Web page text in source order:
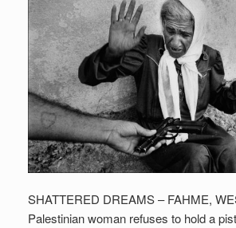
SHATTERED DREAMS – FAHME,
Palestinian woman refuses to hold a